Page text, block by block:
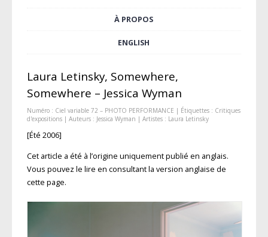
À PROPOS
ENGLISH
Laura Letinsky, Somewhere,
Somewhere – Jessica Wyman
Numéro : Ciel variable 72 – PHOTO PERFORMANCE | Étiquettes : Critiques
d'expositions| Auteurs : Jessica Wyman | Artistes : Laura Letinsky
[Été 2006]
Cet article a été à l’origine uniquement publié en anglais.
Vous pouvez le lire en consultant la version anglaise de
cette page.